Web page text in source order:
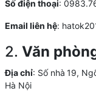
Số điện thoại:
Email liên hệ:
2. Văn
Địa chỉ: Số nhà 19,
Hà Nội